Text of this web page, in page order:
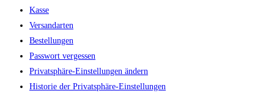
Kasse
Versandarten
Bestellungen
Passwort vergessen
Privatsphäre-Einstellungen ändern
Historie der Privatsphäre-Einstellungen